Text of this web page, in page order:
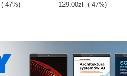
(-47%) 129.00zł (-47%)